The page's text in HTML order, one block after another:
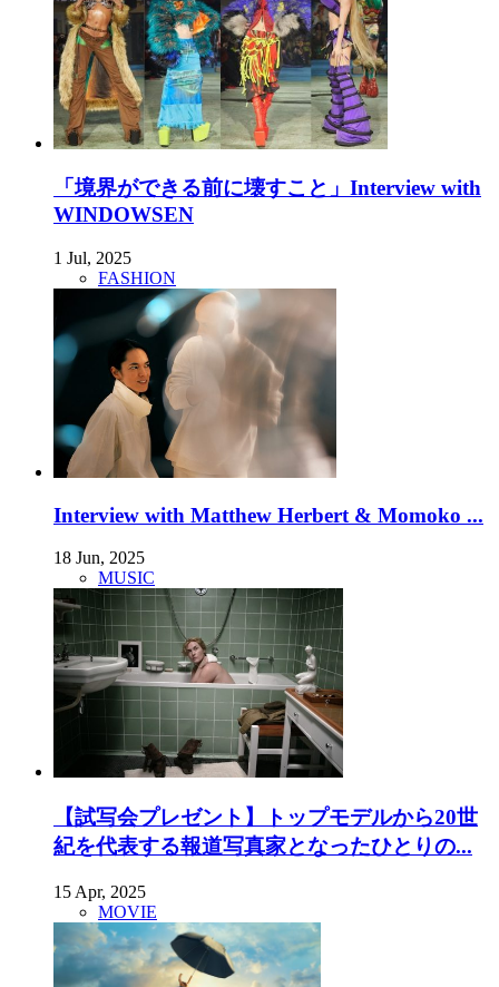
「境界ができる前に壊すこと」Interview with
WINDOWSEN
1 Jul, 2025
FASHION
Interview with Matthew Herbert & Momoko ...
18 Jun, 2025
MUSIC
【試写会プレゼント】トップモデルから20世
紀を代表する報道写真家となったひとりの...
15 Apr, 2025
MOVIE